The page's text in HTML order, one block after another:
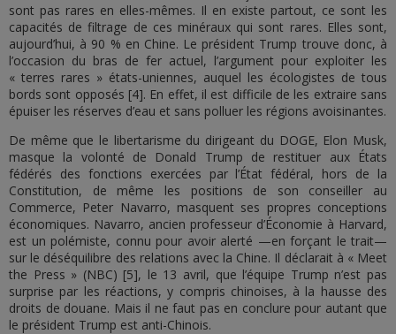
sont pas rares en elles-mêmes. Il en existe partout, ce sont les
capacités de filtrage de ces minéraux qui sont rares. Elles sont,
aujourd’hui, à 90 % en Chine. Le président Trump trouve donc, à
l’occasion du bras de fer actuel, l’argument pour exploiter les
« terres rares » états-uniennes, auquel les écologistes de tous
bords sont opposés [4]. En effet, il est difficile de les extraire sans
épuiser les réserves d’eau et sans polluer les régions avoisinantes.
De même que le libertarisme du dirigeant du DOGE, Elon Musk,
masque la volonté de Donald Trump de restituer aux États
fédérés des fonctions exercées par l’État fédéral, hors de la
Constitution, de même les positions de son conseiller au
Commerce, Peter Navarro, masquent ses propres conceptions
économiques. Navarro, ancien professeur d’Économie à Harvard,
est un polémiste, connu pour avoir alerté —en forçant le trait—
sur le déséquilibre des relations avec la Chine. Il déclarait à « Meet
the Press » (NBC) [5], le 13 avril, que l’équipe Trump n’est pas
surprise par les réactions, y compris chinoises, à la hausse des
droits de douane. Mais il ne faut pas en conclure pour autant que
le président Trump est anti-Chinois.